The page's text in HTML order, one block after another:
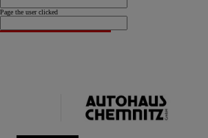
Page the user clicked